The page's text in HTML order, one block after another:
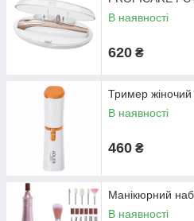
В наявності
620 ₴
Тример
В наявності
460 ₴
Манікюрний
В наявності